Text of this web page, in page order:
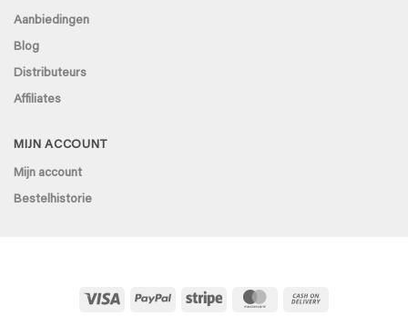
Aanbiedingen
Blog
Distributeurs
Affiliates
MIJN ACCOUNT
Mijn account
Bestelhistorie
Visa PayPal Stripe MasterCard